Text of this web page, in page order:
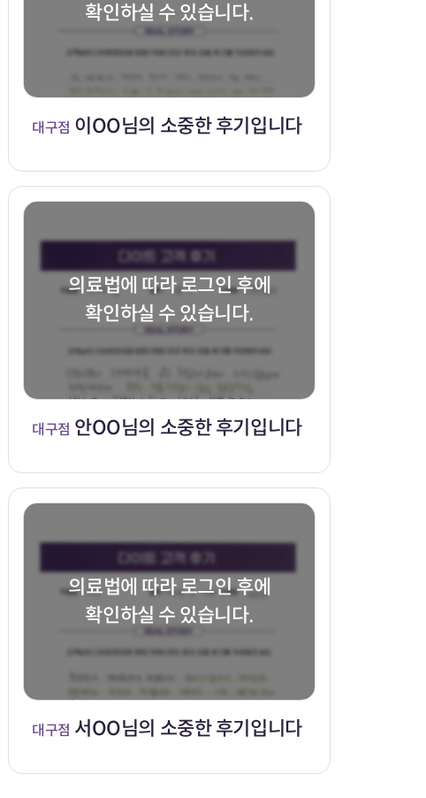
확인하실 수 있습니다.
대구점 이OO님의 소중한 후기입니다
의료법에 따라 로그인 후에
확인하실 수 있습니다.
대구점 안OO님의 소중한 후기입니다
의료법에 따라 로그인 후에
확인하실 수 있습니다.
대구점 서OO님의 소중한 후기입니다